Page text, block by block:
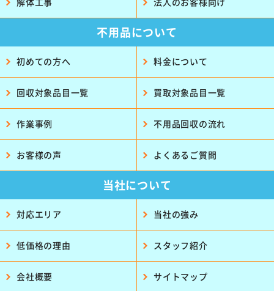
不用品について
初めての方へ 料金について
回収対象品目一覧 買取対象品目一覧
作業事例 不用品回収の流れ
お客様の声 よくあるご質問
当社について
対応エリア 当社の強み
低価格の理由 スタッフ紹介
会社概要 サイトマップ